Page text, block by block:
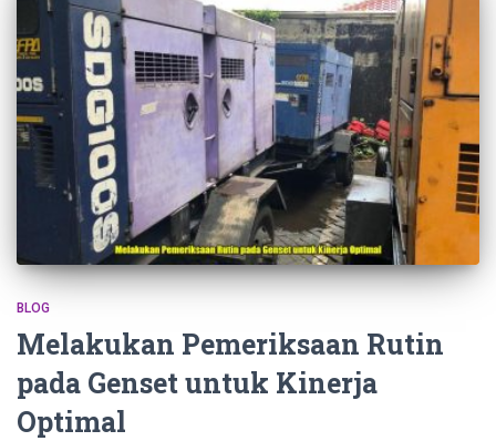
BLOG
Melakukan Pemeriksaan Rutin
pada Genset untuk Kinerja
Optimal